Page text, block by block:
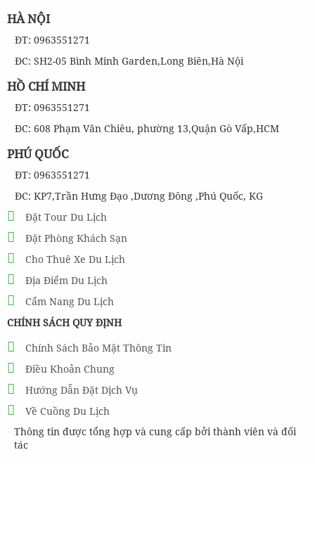
HÀ NỘI
ĐT: 0963551271
ĐC: SH2-05 Bình Minh Garden,Long Biên,Hà Nội
HỒ CHÍ MINH
ĐT: 0963551271
ĐC: 608 Phạm Văn Chiêu, phường 13,Quận Gò Vấp,HCM
PHÚ QUỐC
ĐT: 0963551271
ĐC: KP7,Trần Hưng Đạo ,Dương Đông ,Phú Quốc, KG
Đặt Tour Du Lịch
Đặt Phòng Khách Sạn
Cho Thuê Xe Du Lịch
Địa Điểm Du Lịch
Cẩm Nang Du Lịch
CHÍNH SÁCH QUY ĐỊNH
Chính Sách Bảo Mật Thông Tin
Điều Khoản Chung
Hướng Dẫn Đặt Dịch Vụ
Về Cuồng Du Lịch
Thông tin được tổng hợp và cung cấp bởi thành viên và đối
tác